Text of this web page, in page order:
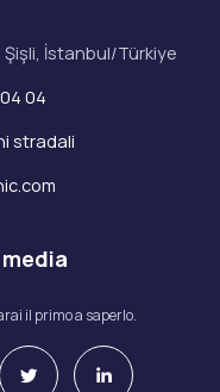
Şişli, İstanbul/Türkiye
04
stradali
il primo a saperlo.